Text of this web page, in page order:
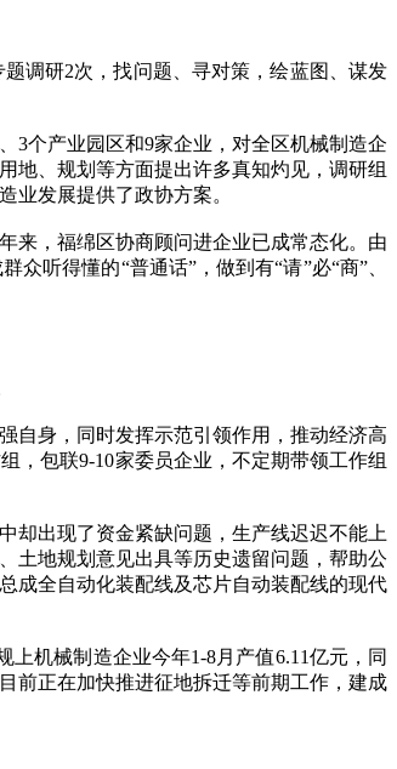
调研2次，找问题、寻对策，绘蓝图、谋发
个产业园区和9家企业，对全区机械制造企
地、规划等方面提出许多真知灼见，调研组
业发展提供了政协方案。
，福绵区协商顾问进企业已成常态化。由
听得懂的“普通话”，做到有“请”必“商”、
身，同时发挥示范引领作用，推动经济高
，包联9-10家委员企业，不定期带领工作组
出现了资金紧缺问题，生产线迟迟不能上
土地规划意见出具等历史遗留问题，帮助公
成全自动化装配线及芯片自动装配线的现代
机械制造企业今年1-8月产值6.11亿元，同
前正在加快推进征地拆迁等前期工作，建成